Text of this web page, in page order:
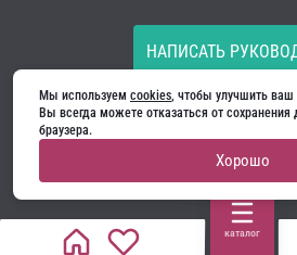
каталог
НАПИСАТЬ
Все материалы на сайте
ООО «Ягуар-М» — входные и
Политика
Договор оферты
Cookie
Мы используем cookies, чтобы улучшить ваш
Вы всегда можете отказаться от сохранения
браузера.
Хорошо